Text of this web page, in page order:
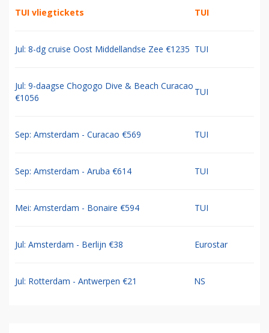
TUI vliegtickets TUI
Jul: 8-dg cruise Oost Middellandse Zee €1235 TUI
Jul: 9-daagse Chogogo Dive & Beach Curacao
€1056
TUI
Sep: Amsterdam - Curacao €569 TUI
Sep: Amsterdam - Aruba €614 TUI
Mei: Amsterdam - Bonaire €594 TUI
Jul: Amsterdam - Berlijn €38 Eurostar
Jul: Rotterdam - Antwerpen €21 NS